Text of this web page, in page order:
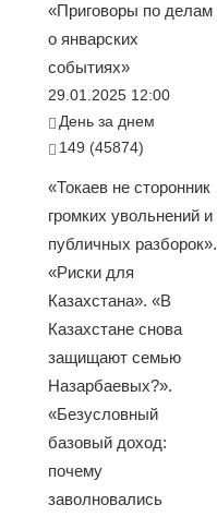
«Приговоры по делам
о январских
событиях»
29.01.2025 12:00
День за днем
149 (45874)
«Токаев не сторонник
громких увольнений и
публичных разборок».
«Риски для
Казахстана». «В
Казахстане снова
защищают семью
Назарбаевых?».
«Безусловный
базовый доход:
почему
заволновались